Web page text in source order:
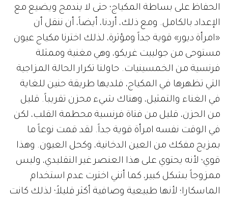
الحفاظ على بساطة المكياج؛ حتى لا يندمج ويضيع مع
الإعداد بالكامل. ومع ذلك، أردنا، أيضاً، أن ننقل أن
«امرأة ديور» قوية جداً ومؤثرة، لذلك اخترنا مكياج عيون
مستوحى من جولييت غريكو، وهي مغنية وممثلة
فرنسية من الخمسينيات. حاولنا تكرار الحالة المزاجية
التي تظهرها في المكياج، فلديها طريقة حنين للغاية
في الغناء والتمثيل، وهناك شيء محزن تقريباً. قليل
من الحزن، قليل من فتاة فرنسية محطمة القلب، لكن
في الوقت نفسه امرأة قوية جداً. لقد قمت نوعاً ما
بمزيج مفكك من العين الدخانية، وكحل العيون. وهذا
قوي؛ لأنه يحتوي على هذا العنصر غير التقليدي، وليس
ممزوجاً بشكل كبير، كما أنني اخترت عدم استخدام
الماسكارا؛ لأنها طبيعية وصافية أكثر قليلاً؛ لذلك كانت